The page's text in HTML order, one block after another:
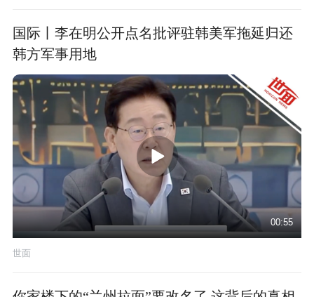
国际丨李在明公开点名批评驻韩美军拖延归还
韩方军事用地
00:55
世面